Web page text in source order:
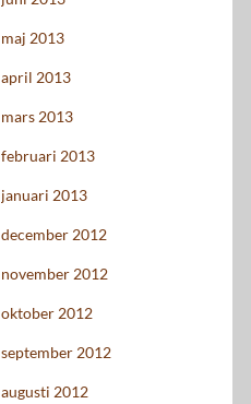
maj 2013
april 2013
mars 2013
februari 2013
januari 2013
december 2012
november 2012
oktober 2012
september 2012
augusti 2012